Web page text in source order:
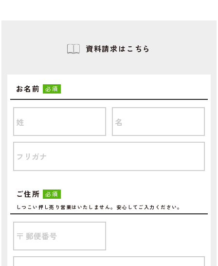
資料請求はこちら
お名前 必須
ご住所 必須
しつこい押し売り営業はいたしません。安心してご入力ください。